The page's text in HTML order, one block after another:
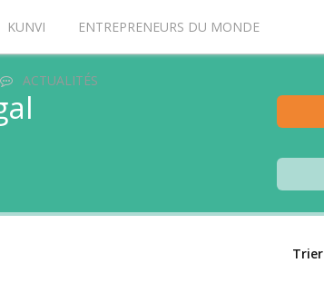
KUNVI ENTREPRENEURS DU MONDE
ACTUALITÉS
Trier